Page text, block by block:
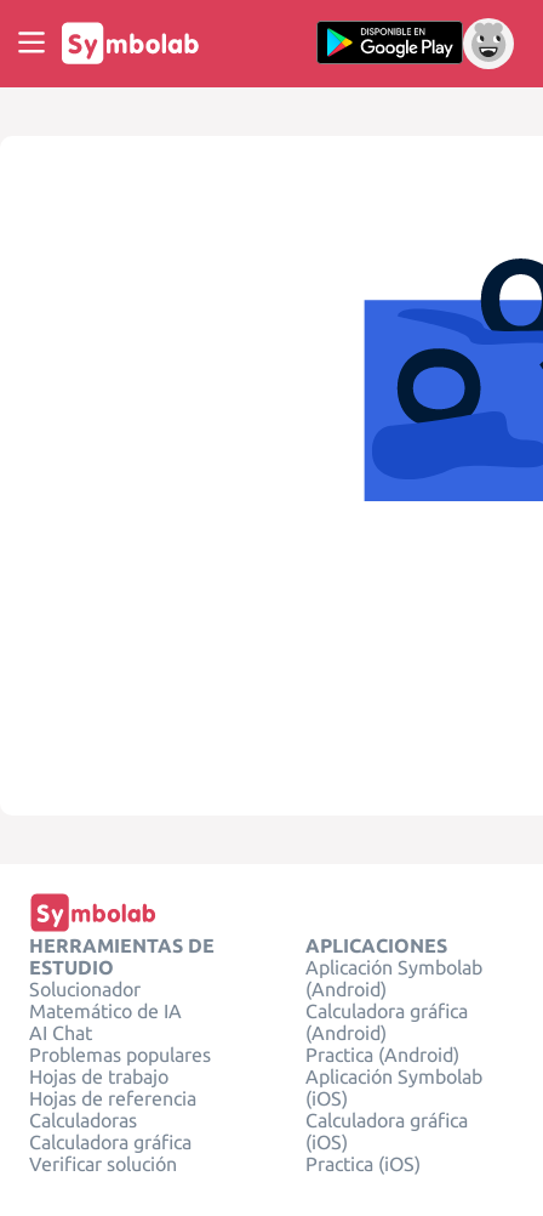
HERRAMIENTAS DE
ESTUDIO
Solucionador
Matemático de IA
AI Chat
Problemas populares
Hojas de trabajo
Hojas de referencia
Calculadoras
Calculadora gráfica
Verificar solución
APLICACIONES
Aplicación Symbolab
(Android)
Calculadora gráfica
(Android)
Practica (Android)
Aplicación Symbolab
(iOS)
Calculadora gráfica
(iOS)
Practica (iOS)